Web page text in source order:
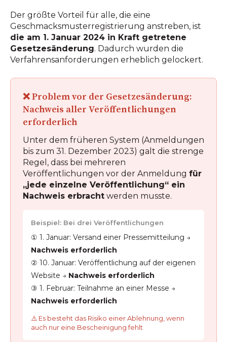
Der größte Vorteil für alle, die eine
Geschmacksmusterregistrierung anstreben, ist
die am 1. Januar 2024 in Kraft getretene
Gesetzesänderung. Dadurch wurden die
Verfahrensanforderungen erheblich gelockert.
❌ Problem vor der Gesetzesänderung:
Nachweis aller Veröffentlichungen
erforderlich
Unter dem früheren System (Anmeldungen
bis zum 31. Dezember 2023) galt die strenge
Regel, dass bei mehreren
Veröffentlichungen vor der Anmeldung für
„jede einzelne Veröffentlichung“ ein
Nachweis erbracht werden musste.
Beispiel: Bei drei Veröffentlichungen
① 1. Januar: Versand einer Pressemitteilung →
Nachweis erforderlich
② 10. Januar: Veröffentlichung auf der eigenen
Website → Nachweis erforderlich
③ 1. Februar: Teilnahme an einer Messe →
Nachweis erforderlich
⚠️ Es besteht das Risiko einer Ablehnung, wenn
auch nur eine Bescheinigung fehlt